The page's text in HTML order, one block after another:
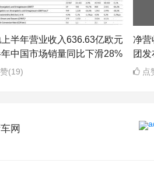
半年营业收入636.63亿欧元
年中国市场销量同比下滑28%
(19)
净营
团
点
网